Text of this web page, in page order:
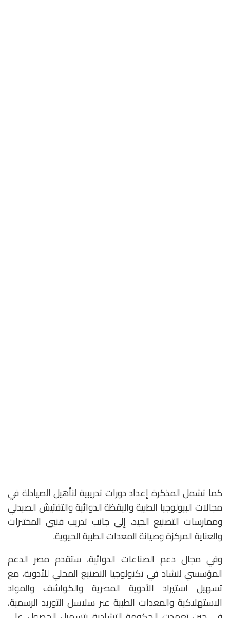
كما تشمل المذكرة إعداد دورات تدريبية لتأهيل الصيادلة في
مجالات البيولوجيا الطبية واليقظة الدوائية والتفتيش الصيدلي
وممارسات التصنيع الجيد، إلى جانب تدريب فنيي المختبرات
والعناية المركزة وصيانة المعدات الطبية الحيوية.
وفي مجال دعم الصناعات الدوائية، ستقدم مصر الدعم
المؤسسي لتشاد في تكنولوجيا التصنيع المحلي للأدوية، مع
تسهيل استيراد الأدوية المصرية والكواشف والمواد
الاستهلاكية والمعدات الطبية عبر سلاسل التوريد الرسمية،